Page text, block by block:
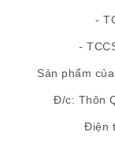
-
-
Sản phẩm
Đ/c: Thôn
Điện